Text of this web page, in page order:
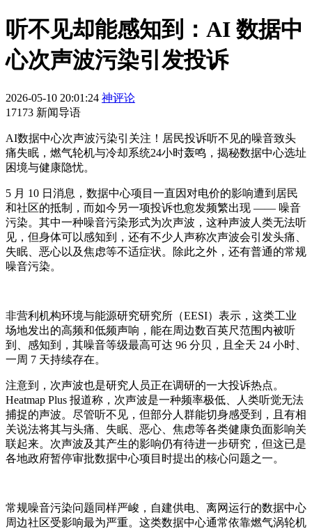
听不见却能感知到：AI 数据中
心次声波污染引发投诉
2026-05-10 20:01:24 神评论
17173 新闻导语
AI数据中心次声波污染引关注！居民投诉听不见的噪音致头
痛失眠，燃气轮机与冷却系统24小时轰鸣，揭秘数据中心选址
困境与健康隐忧。
5 月 10 日消息，数据中心项目一直因对电价的影响遭到居民
和社区的抵制，而如今另一项投诉也愈发频繁出现 —— 噪音
污染。其中一种噪音污染形式为次声波，这种声波人类无法听
见，但身体可以感知到，还有不少人声称次声波会引发头痛、
失眠、恶心以及焦虑等不适症状。除此之外，还有普通的常规
噪音污染。
非营利机构环境与能源研究研究所（EESI）表示，这类工业
场地发出的高频和低频声响，能在周边数百英尺范围内被听
到、感知到，其噪音等级最高可达 96 分贝，且全天 24 小时、
一周 7 天持续存在。
注意到，次声波也是研究人员正在调研的一大投诉热点。
Heatmap Plus 报道称，次声波是一种频率极低、人类听觉无法
捕捉的声波。尽管听不见，但部分人群能切身感受到，且有相
关说法将其与头痛、失眠、恶心、焦虑等各类健康负面影响关
联起来。次声波及其产生的影响仍有待进一步研究，但这已是
各地政府暂停审批数据中心项目时提出的核心问题之一。
常规噪音污染问题同样严峻，自建供电、离网运行的数据中心
周边社区受影响最为严重。这类数据中心通常依靠燃气涡轮机